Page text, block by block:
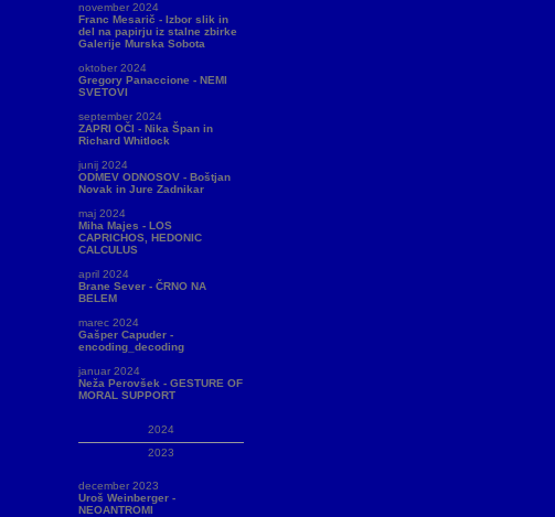
november 2024
Franc Mesarič - Izbor slik in
del na papirju iz stalne zbirke
Galerije Murska Sobota
oktober 2024
Gregory Panaccione - NEMI
SVETOVI
september 2024
ZAPRI OČI - Nika Špan in
Richard Whitlock
junij 2024
ODMEV ODNOSOV - Boštjan
Novak in Jure Zadnikar
maj 2024
Miha Majes - LOS
CAPRICHOS, HEDONIC
CALCULUS
april 2024
Brane Sever - ČRNO NA
BELEM
marec 2024
Gašper Capuder -
encoding_decoding
januar 2024
Neža Perovšek - GESTURE OF
MORAL SUPPORT
2024
2023
december 2023
Uroš Weinberger -
NEOANTROMI